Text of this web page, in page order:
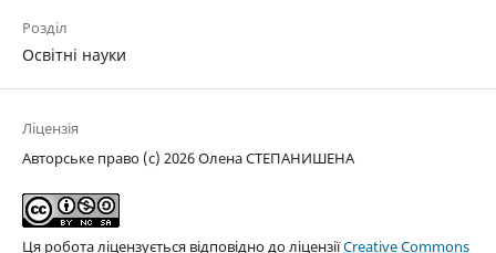
Розділ
Освітні науки
Ліцензія
Авторське право (c) 2026 Олена СТЕПАНИШЕНА
Ця робота ліцензується відповідно до ліцензіїCreative Commons